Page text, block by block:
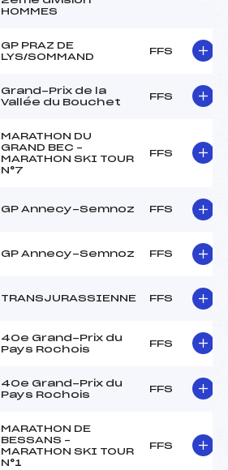
HOMMES
GP PRAZ DE
LYS/SOMMAND
FFS
Grand-Prix de la
Vallée du Bouchet
FFS
MARATHON DU
GRAND BEC –
MARATHON SKI TOUR
N°7
FFS
GP Annecy-Semnoz FFS
GP Annecy-Semnoz FFS
TRANSJURASSIENNE FFS
40e Grand-Prix du
Pays Rochois
FFS
40e Grand-Prix du
Pays Rochois
FFS
MARATHON DE
BESSANS –
MARATHON SKI TOUR
N°1
FFS